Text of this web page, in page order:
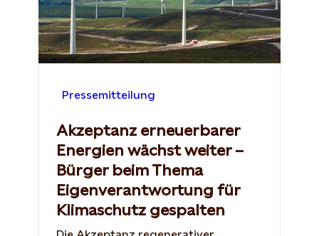
Pressemitteilung
Akzeptanz erneuerbarer
Energien wächst weiter –
Bürger beim Thema
Eigenverantwortung für
Klimaschutz gespalten